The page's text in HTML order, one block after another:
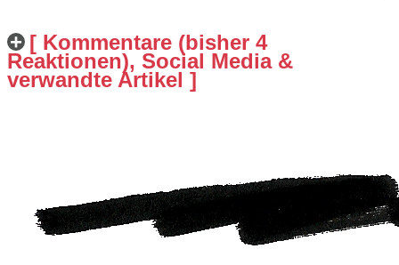
[ Kommentare (bisher 4
Reaktionen), Social Media &
verwandte Artikel ]